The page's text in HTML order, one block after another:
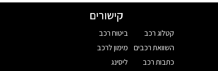
קישורים
קטלוג רכב
השוואת רכבים
כתבות רכב
ביטוח רכב
מימון לרכב
ליסינג